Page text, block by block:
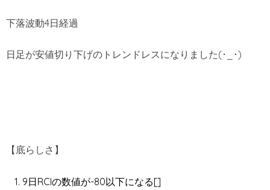
下落波動4日経過
日足が安値切り下げのトレンドレスになりました(･_･)
【底らしさ】
9日RCIの数値が-80以下になる[]